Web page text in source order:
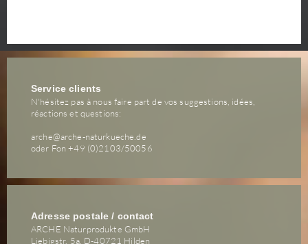
Service clients
N'hésitez pas à nous faire part de vos suggestions, idées,
réactions et questions:
arche@arche-naturkueche.de
oder Fon +49 (0)2103/50056
Adresse postale / contact
ARCHE Naturprodukte GmbH
Liebigstr. 5a, D-40721 Hilden